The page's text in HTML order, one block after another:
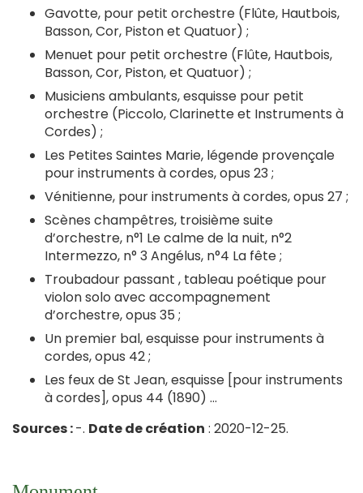
Gavotte, pour petit orchestre (Flûte, Hautbois,
Basson, Cor, Piston et Quatuor) ;
Menuet pour petit orchestre (Flûte, Hautbois,
Basson, Cor, Piston, et Quatuor) ;
Musiciens ambulants, esquisse pour petit
orchestre (Piccolo, Clarinette et Instruments à
Cordes) ;
Les Petites Saintes Marie, légende provençale
pour instruments à cordes, opus 23 ;
Vénitienne, pour instruments à cordes, opus 27 ;
Scènes champêtres, troisième suite
d’orchestre, n°1 Le calme de la nuit, n°2
Intermezzo, n° 3 Angélus, n°4 La fête ;
Troubadour passant , tableau poétique pour
violon solo avec accompagnement
d’orchestre, opus 35 ;
Un premier bal, esquisse pour instruments à
cordes, opus 42 ;
Les feux de St Jean, esquisse [pour instruments
à cordes], opus 44 (1890) …
Sources :-. Date de création : 2020-12-25.